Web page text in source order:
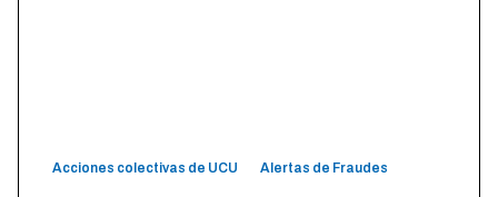
Acciones colectivas de UCU Alertas de Fraudes